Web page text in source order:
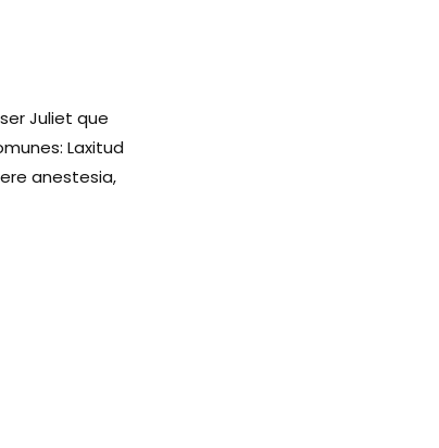
Juliet que
Laxitud
anestesia,